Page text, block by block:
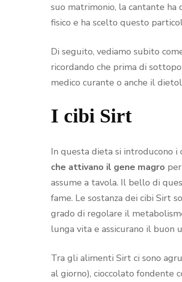
suo matrimonio, la cantante ha
fisico e ha scelto questo
Di seguito, vediamo subito
ricordando che prima di
medico curante o anche il
I cibi Sirt
In questa dieta si introducono
che attivano il gene magro
assume a tavola. Il bello di
fame. Le sostanza dei cibi Sirt
grado di regolare il
lunga vita e assicurano il buon
Tra gli alimenti Sirt ci sono
al giorno), cioccolato fondente